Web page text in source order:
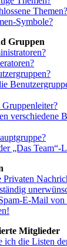
Themen?
Symbole?
Gruppen
verschiedene
„Das Team“-
Privaten
E-Mail
Mitglieder
ich die Listen